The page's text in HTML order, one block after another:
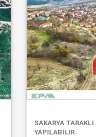
SAKARYA
YAPILABİLİR